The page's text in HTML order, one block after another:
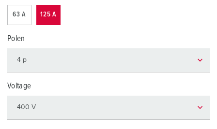
63 A 125 A
Polen
Voltage